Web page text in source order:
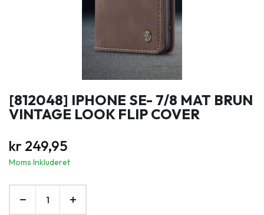
[812048] IPHONE SE- 7/8 MAT BRUN
VINTAGE LOOK FLIP COVER
kr 249,95
Moms Inkluderet